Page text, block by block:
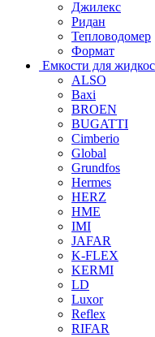
Джилекс
Ридан
Тепловодомер
Формат
Емкости для
ALSO
Baxi
BROEN
BUGATTI
Cimberio
Global
Grundfos
Hermes
HERZ
HME
IMI
JAFAR
K-FLEX
KERMI
LD
Luxor
Reflex
RIFAR